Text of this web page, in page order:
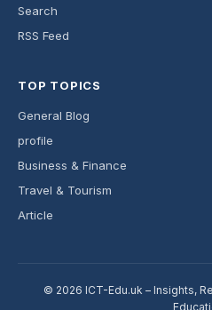
Search
RSS Feed
TOP TOPICS
General Blog
profile
Business & Finance
Travel & Tourism
Article
© 2026 ICT-Edu.uk – Insights,